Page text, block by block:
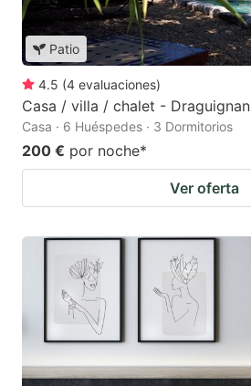
Patio
4.5 (4 evaluaciones)
Casa / villa / chalet - Draguignan
Casa · 6 Huéspedes · 3 Dormitorios
200 € por noche*
Ver oferta